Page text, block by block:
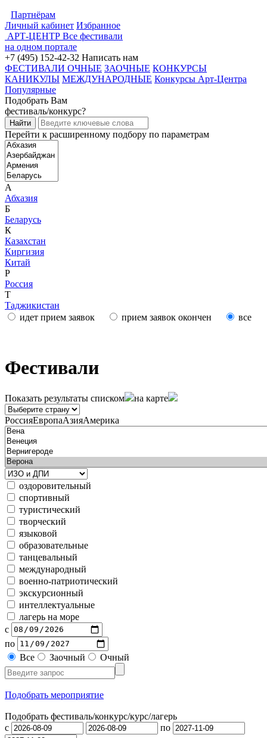
Партнёрам
Личный кабинет Избранное
АРТ-ЦЕНТР Все фестивали
на одном портале
+7 (495) 152-42-32 Написать нам
ФЕСТИВАЛИ ОЧНЫЕ ЗАОЧНЫЕ КОНКУРСЫ
КАНИКУЛЫ МЕЖДУНАРОДНЫЕ Конкурсы Арт-Центра
Популярные
Подобрать Вам
фестиваль/конкурс?
Перейти к расширенному подбору по параметрам
А
Абхазия
Б
Беларусь
К
Казахстан
Киргизия
Китай
Р
Россия
Т
Таджикистан
идет прием заявок
прием заявок окончен все
Фестивали
Показать результаты списком на карте
РоссияЕвропаАзияАмерика
оздоровительный
спортивный
туристический
творческий
языковой
образовательные
танцевальный
международный
военно-патриотический
экскурсионный
интеллектуальные
лагерь на море
с
по
Все
Заочный Очный
Подобрать мероприятие
Подобрать фестиваль/конкурс/курс/лагерь
с
по